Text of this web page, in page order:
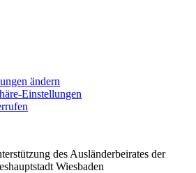
ändern
Einstellungen
des Ausländerbeirates der
Wiesbaden